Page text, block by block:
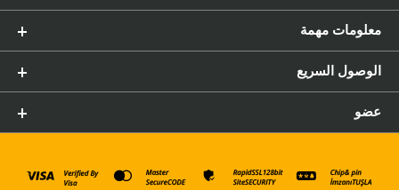
معلومات مهمة
الوصول السريع
عضو